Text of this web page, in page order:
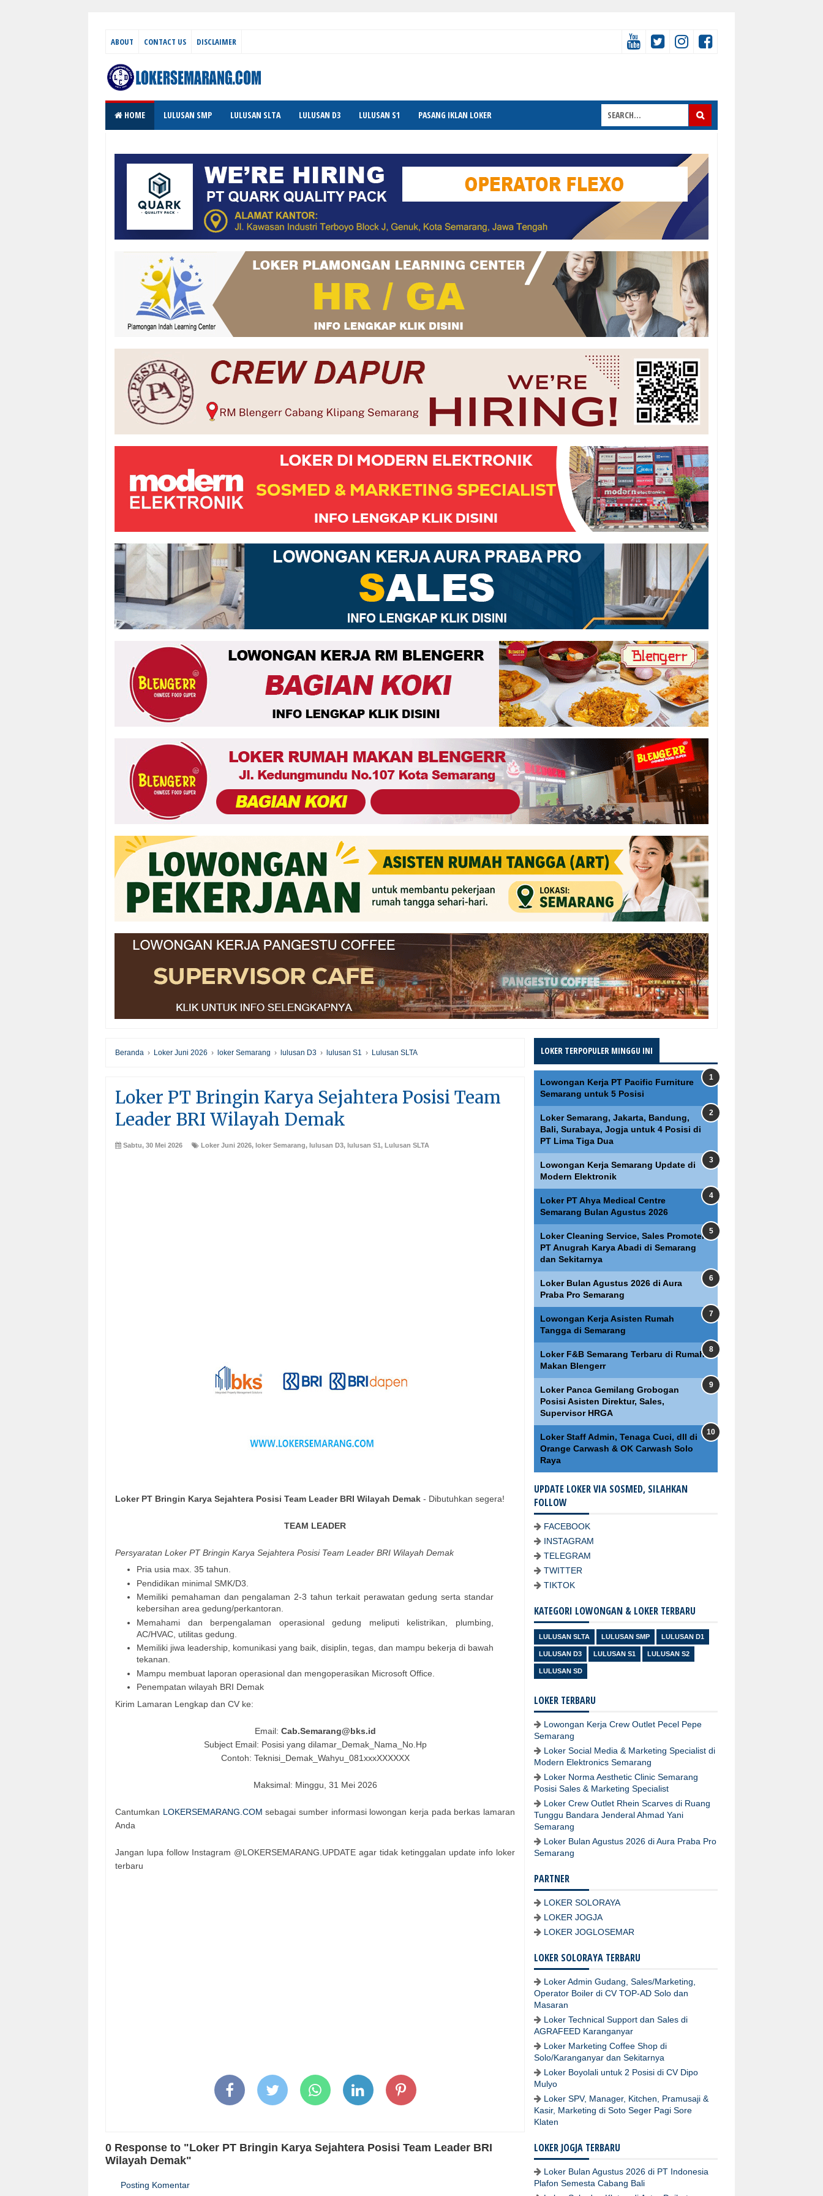
ABOUT CONTACT US DISCLAIMER
HOME LULUSAN SMP LULUSAN SLTA LULUSAN D3 LULUSAN S1 PASANG IKLAN LOKER
Beranda › Loker Juni 2026 › loker Semarang › lulusan D3 › lulusan S1 › Lulusan SLTA
Loker PT Bringin Karya Sejahtera Posisi Team
Leader BRI Wilayah Demak
Sabtu, 30 Mei 2026 Loker Juni 2026, loker Semarang, lulusan D3, lulusan S1, Lulusan SLTA
Loker PT Bringin Karya Sejahtera Posisi Team Leader BRI Wilayah Demak - Dibutuhkan segera!
TEAM LEADER
Persyaratan Loker PT Bringin Karya Sejahtera Posisi Team Leader BRI Wilayah Demak
Pria usia max. 35 tahun.
Pendidikan minimal SMK/D3.
Memiliki pemahaman dan pengalaman 2-3 tahun terkait perawatan gedung serta standar
kebersihan area gedung/perkantoran.
Memahami dan berpengalaman operasional gedung meliputi kelistrikan, plumbing,
AC/HVAC, utilitas gedung.
Memiliki jiwa leadership, komunikasi yang baik, disiplin, tegas, dan mampu bekerja di bawah
tekanan.
Mampu membuat laporan operasional dan mengoperasikan Microsoft Office.
Penempatan wilayah BRI Demak
Kirim Lamaran Lengkap dan CV ke:
Email: Cab.Semarang@bks.id
Subject Email: Posisi yang dilamar_Demak_Nama_No.Hp
Contoh: Teknisi_Demak_Wahyu_081xxxXXXXXX
Maksimal: Minggu, 31 Mei 2026
Cantumkan LOKERSEMARANG.COM sebagai sumber informasi lowongan kerja pada berkas lamaran
Anda
Jangan lupa follow Instagram @LOKERSEMARANG.UPDATE agar tidak ketinggalan update info loker
terbaru
0 Response to "Loker PT Bringin Karya Sejahtera Posisi Team Leader BRI
Wilayah Demak"
Posting Komentar
LOKER TERPOPULER MINGGU INI
Lowongan Kerja PT Pacific Furniture
Semarang untuk 5 Posisi
Loker Semarang, Jakarta, Bandung,
Bali, Surabaya, Jogja untuk 4 Posisi di
PT Lima Tiga Dua
Lowongan Kerja Semarang Update di
Modern Elektronik
Loker PT Ahya Medical Centre
Semarang Bulan Agustus 2026
Loker Cleaning Service, Sales Promoter
PT Anugrah Karya Abadi di Semarang
dan Sekitarnya
Loker Bulan Agustus 2026 di Aura
Praba Pro Semarang
Lowongan Kerja Asisten Rumah
Tangga di Semarang
Loker F&B Semarang Terbaru di Rumah
Makan Blengerr
Loker Panca Gemilang Grobogan
Posisi Asisten Direktur, Sales,
Supervisor HRGA
Loker Staff Admin, Tenaga Cuci, dll di
Orange Carwash & OK Carwash Solo
Raya
UPDATE LOKER VIA SOSMED, SILAHKAN
FOLLOW
FACEBOOK
INSTAGRAM
TELEGRAM
TWITTER
TIKTOK
KATEGORI LOWONGAN & LOKER TERBARU
LULUSAN SLTA LULUSAN SMP LULUSAN D1
LULUSAN D3 LULUSAN S1 LULUSAN S2
LULUSAN SD
LOKER TERBARU
Lowongan Kerja Crew Outlet Pecel Pepe
Semarang
Loker Social Media & Marketing Specialist di
Modern Elektronics Semarang
Loker Norma Aesthetic Clinic Semarang
Posisi Sales & Marketing Specialist
Loker Crew Outlet Rhein Scarves di Ruang
Tunggu Bandara Jenderal Ahmad Yani
Semarang
Loker Bulan Agustus 2026 di Aura Praba Pro
Semarang
PARTNER
LOKER SOLORAYA
LOKER JOGJA
LOKER JOGLOSEMAR
LOKER SOLORAYA TERBARU
Loker Admin Gudang, Sales/Marketing,
Operator Boiler di CV TOP-AD Solo dan
Masaran
Loker Technical Support dan Sales di
AGRAFEED Karanganyar
Loker Marketing Coffee Shop di
Solo/Karanganyar dan Sekitarnya
Loker Boyolali untuk 2 Posisi di CV Dipo
Mulyo
Loker SPV, Manager, Kitchen, Pramusaji &
Kasir, Marketing di Soto Seger Pagi Sore
Klaten
LOKER JOGJA TERBARU
Loker Bulan Agustus 2026 di PT Indonesia
Plafon Semesta Cabang Bali